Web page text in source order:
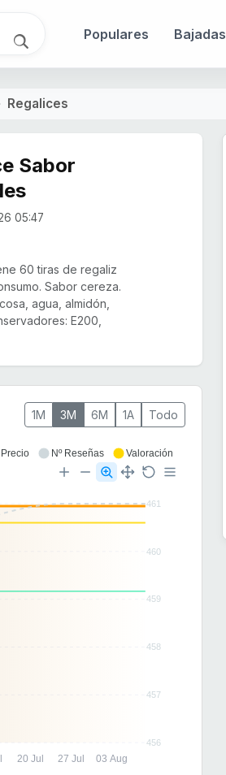
Populares Bajadas
Regalices
Sabor
05:47
60 tiras de regaliz
Sabor cereza.
agua, almidón,
E200,
1M 3M 6M 1A Todo
461
460
459
458
457
456
20 Jul 27 Jul 03 Aug
Precio Nº Reseñas Valoración